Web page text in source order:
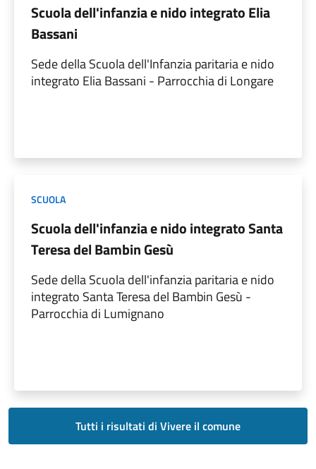
Scuola dell'infanzia e nido integrato Elia
Bassani
Sede della Scuola dell'Infanzia paritaria e nido
integrato Elia Bassani - Parrocchia di Longare
SCUOLA
Scuola dell'infanzia e nido integrato Santa
Teresa del Bambin Gesù
Sede della Scuola dell'infanzia paritaria e nido
integrato Santa Teresa del Bambin Gesù -
Parrocchia di Lumignano
Tutti i risultati di Vivere il comune